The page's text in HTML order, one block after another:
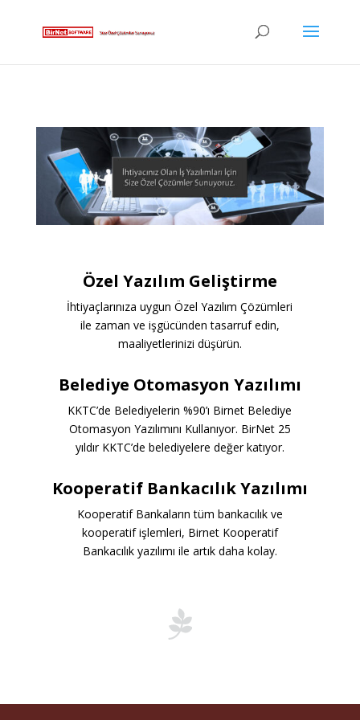
Özel Yazılım Geliştirme
İhtiyaçlarınıza uygun Özel Yazılım Çözümleri
ile zaman ve işgücünden tasarruf edin,
maaliyetlerinizi düşürün.
Belediye Otomasyon Yazılımı
KKTC’de Belediyelerin %90’ı Birnet Belediye
Otomasyon Yazılımını Kullanıyor. BirNet 25
yıldır KKTC’de belediyelere değer katıyor.
Kooperatif Bankacılık Yazılımı
Kooperatif Bankaların tüm bankacılık ve
kooperatif işlemleri, Birnet Kooperatif
Bankacılık yazılımı ile artık daha kolay.